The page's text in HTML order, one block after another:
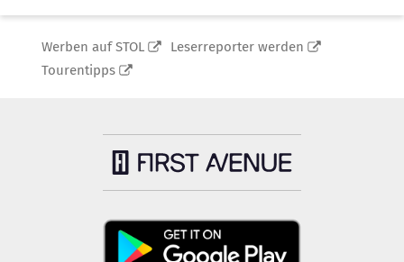
Werben auf STOL
Leserreporter werden
Tourentipps